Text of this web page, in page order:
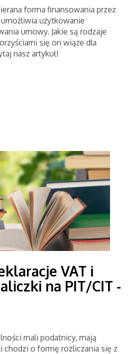
forma finansowania przez
użytkowanie
umowy. Jakie są rodzaje
się on wiąże dla
nasz artykuł!
VAT i
na PIT/CIT -
mali podatnicy, mają
chodzi o formę rozliczania się z